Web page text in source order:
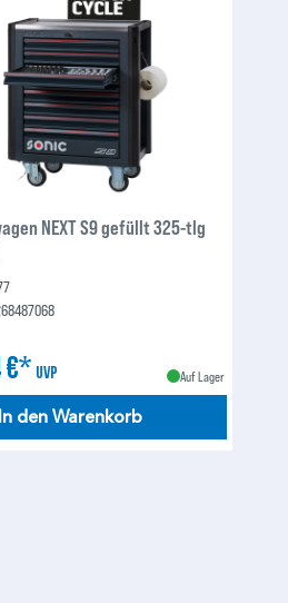
NEXT S9 gefüllt 325-tlg
€* UVP Auf Lager
In den Warenkorb